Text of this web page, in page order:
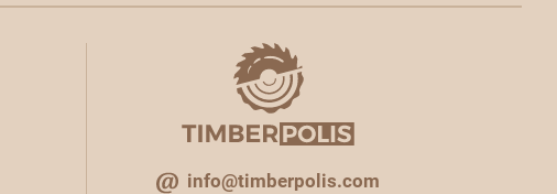
info@timberpolis.com